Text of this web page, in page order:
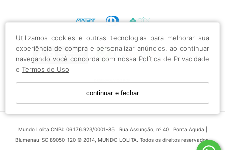
Utilizamos cookies e outras tecnologias para melhorar sua
experiência de compra e personalizar anúncios, ao continuar
navegando você concorda com nossa Política de Privacidade
e Termos de Uso
continuar e fechar
Mundo Lolita CNPJ: 06.176.923/0001-85 | Rua Assunção, nº 40 | Ponta Aguda |
Blumenau-SC 89050-120 © 2014, MUNDO LOLITA. Todos os direitos reservados.